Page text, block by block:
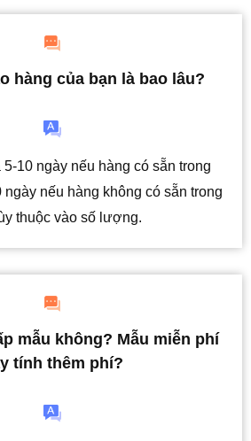
hàng của bạn là bao lâu?
10 ngày nếu hàng có sẵn trong
ngày nếu hàng không có sẵn trong
thuộc vào số lượng.
mẫu không? Mẫu miễn phí
tính thêm phí?